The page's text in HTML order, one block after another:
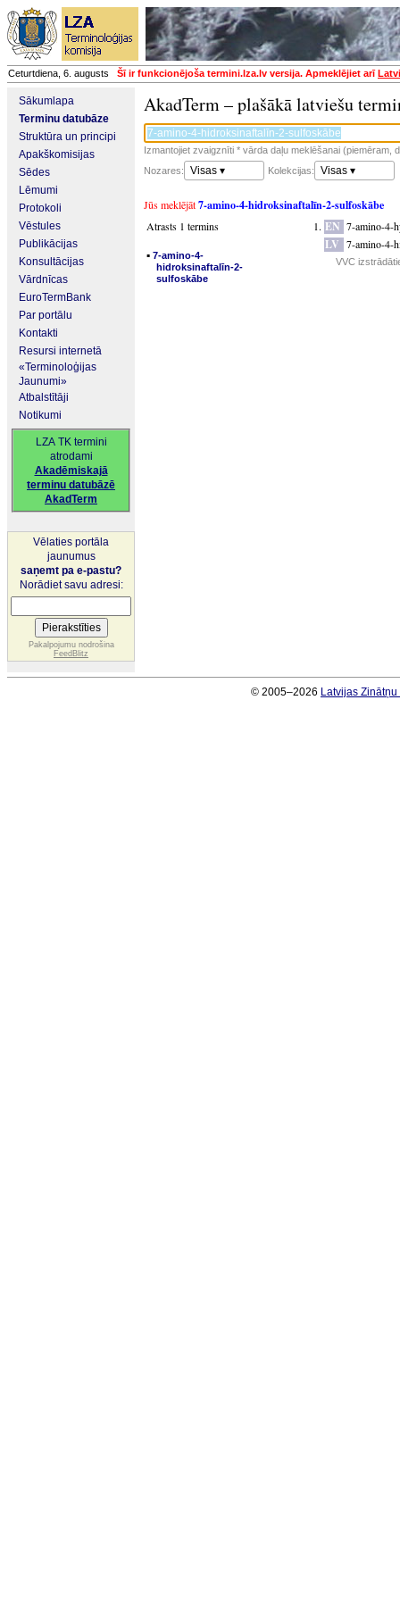
Ceturtdiena, 6. augusts Šī ir funkcionējoša termini.lza.lv versija. Apmeklējiet arī
Sākumlapa
Terminu datubāze
Struktūra un principi
Apakškomisijas
Sēdes
Lēmumi
Protokoli
Vēstules
Publikācijas
Konsultācijas
Vārdnīcas
EuroTermBank
Par portālu
Kontakti
Resursi internetā
«Terminoloģijas
Jaunumi»
Atbalstītāji
Notikumi
LZA TK termini
atrodami
Akadēmiskajā
terminu datubāzē
AkadTerm
Vēlaties portāla
jaunumus
saņemt pa e-pastu?
Norādiet savu adresi:
Pakalpojumu nodrošina
FeedBlitz
AkadTerm – plašākā latviešu
Izmantojiet zvaigznīti * vārda daļu meklēšanai (piemēram,
Nozares:
Visas ▾ Kolekcijas: Visas ▾
Jūs meklējāt7-amino-4-hidroksinaftalīn-2-sulfoskābe
Atrasts 1 termins
▪ 7-amino-4-
hidroksinaftalīn-2-
sulfoskābe
EN 7-amino-4-
LV 7-amino-4-
VVC
© 2005–2026 Latvijas